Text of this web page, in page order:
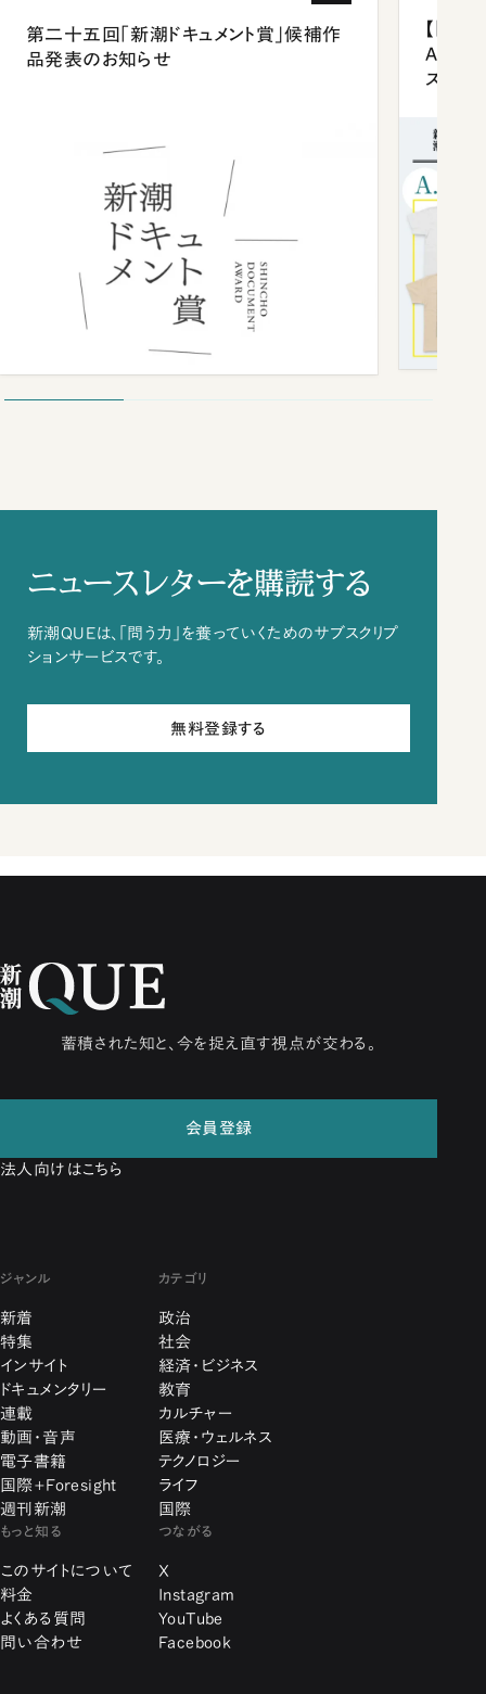
第二十五回「新潮ドキュメント賞」候補作
品発表のお知らせ
【「新
ズプレ
ニュースレターを購読する
新潮QUEは、「問う力」を養っていくためのサブスクリプ
ションサービスです。
無料登録する
蓄積された知と、今を捉え直す視点が交わる。
会員登録
法人向けはこちら
ジャンル
新着
特集
インサイト
ドキュメンタリー
連載
動画・音声
電子書籍
国際+Foresight
週刊新潮
カテゴリ
政治
社会
経済・ビジネス
教育
カルチャー
医療・ウェルネス
テクノロジー
ライフ
国際
もっと知る
このサイトについて
料金
よくある質問
問い合わせ
つながる
X
Instagram
YouTube
Facebook